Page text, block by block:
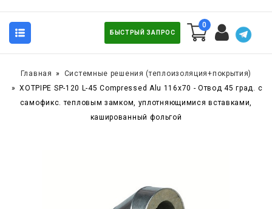
БЫСТРЫЙ ЗАПРОС
0
Главная
Системные решения (теплоизоляция+покрытия)
XOTPIPE SP-120 L-45 Compressed Alu 116x70 - Отвод 45 град. c
самофикс. тепловым замком, уплотняющимися вставками,
кашированный фольгой